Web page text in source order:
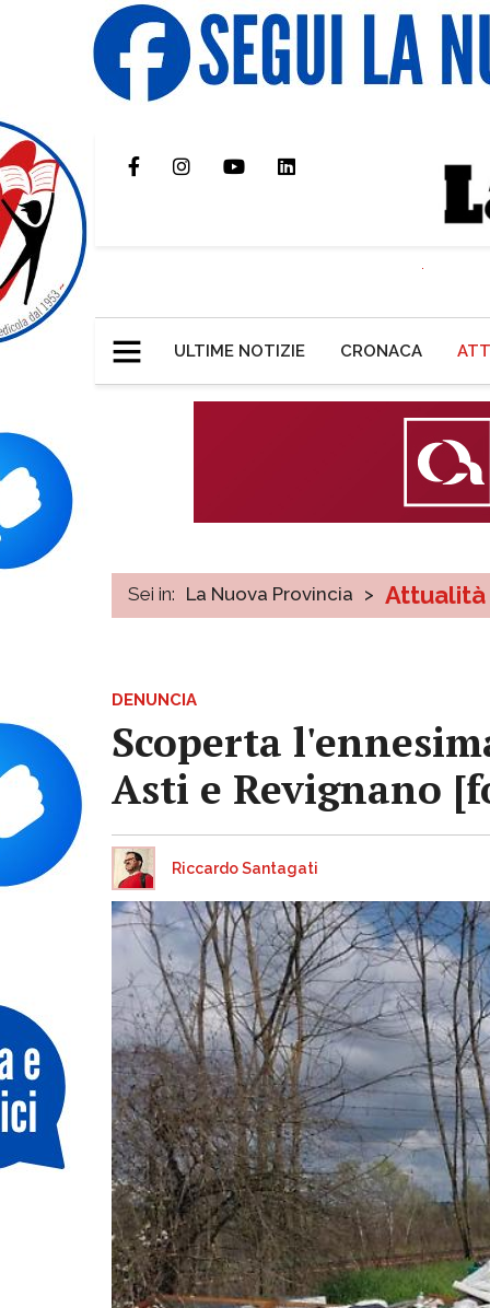
ULTIME NOTIZIE CRONACA
Sei in: La Nuova Provincia > Attualità
DENUNCIA
Scoperta
Asti e Revignano
Riccardo Santagati